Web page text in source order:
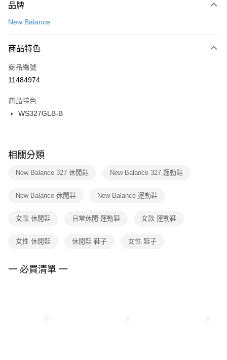
台灣樂天信用卡公司
【關於「AFTEE先享後付」】
便利好安心！
３．安心：先確認商品／服務後，再付款。
【「AFTEE先享後付」結帳流程】
１．於結帳方式選擇「AFTEE先享後付」後，將跳轉至「AFTEE先享後付」
２．訂單成立數日內，您將收到繳費通知簡訊。
３．收到繳費通知簡訊後14天內，點擊此簡訊中的連結，可透過四大超商／
ATM／網路銀行／等多元方式進行付款，方視為交易完成。
※ 交易是否成功請以「AFTEE先享後付 」之結帳頁面顯示為準，若有關於
是否繳費成功／繳費後需取消欲退款等相關疑問，請聯繫「AFTEE先享後付
客戶支援中心」 https://netprotections.freshdesk.com/support/home
１．透過由恩沛科技股份有限公司提供之「AFTEE先享後付」服務完成之交
權轉讓予恩沛科技股份有限公司。
３．未成年的使用者請事先徵得法定代理人或監護人之同意方可使用
４．使用「AFTEE先享後付」時，將依據個別帳號之用戶狀況，依本公司即
運送方式
每筆NT$100，滿NT$1,500(含以上)免運費
宅配
每筆NT$100，滿NT$1,500(含以上)免運費
付款後門市自取
每筆NT$100，滿NT$1,500(含以上)免運費
品牌
New Balance
商品特色
商品編號
11484974
商品特色
WS327GLB-B
相關分類
New Balance 327 休閒鞋 New Balance 327 運動鞋
New Balance 休閒鞋 New Balance 運動鞋
女款 休閒鞋 日常休閒 運動鞋 女款 運動鞋
女性 休閒鞋 休閒鞋 鞋子 女性 鞋子
一 必買清單 一